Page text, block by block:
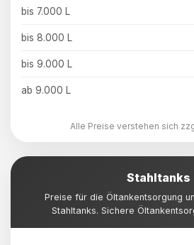
bis 7.000 L
bis 8.000 L
bis 9.000 L
ab 9.000 L
Alle Preise verstehen sich
Stahltanks
Preise für die Öltankentsorgung
Stahltanks. Sichere